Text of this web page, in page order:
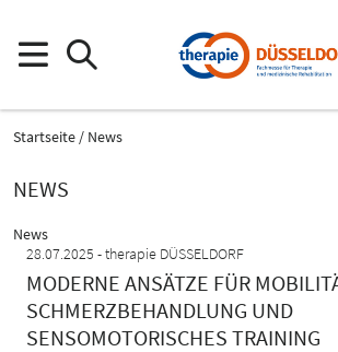
Startseite
News
NEWS
News
28.07.2025
therapie DÜSSELDORF
MODERNE ANSÄTZE FÜR
SCHMERZBEHANDLUNG UND
SENSOMOTORISCHES TRAINING